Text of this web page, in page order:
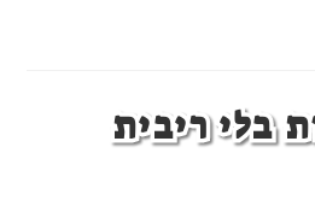
בלי ריבית